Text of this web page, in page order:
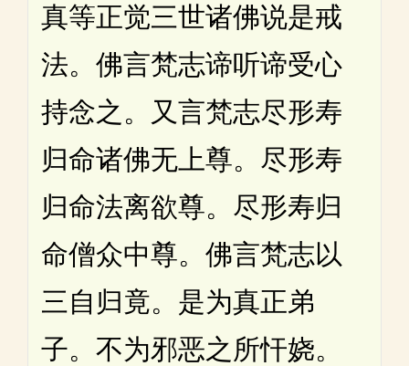
真等正觉三世诸佛说是戒
法。佛言梵志谛听谛受心
持念之。又言梵志尽形寿
归命诸佛无上尊。尽形寿
归命法离欲尊。尽形寿归
命僧众中尊。佛言梵志以
三自归竟。是为真正弟
子。不为邪恶之所忓娆。